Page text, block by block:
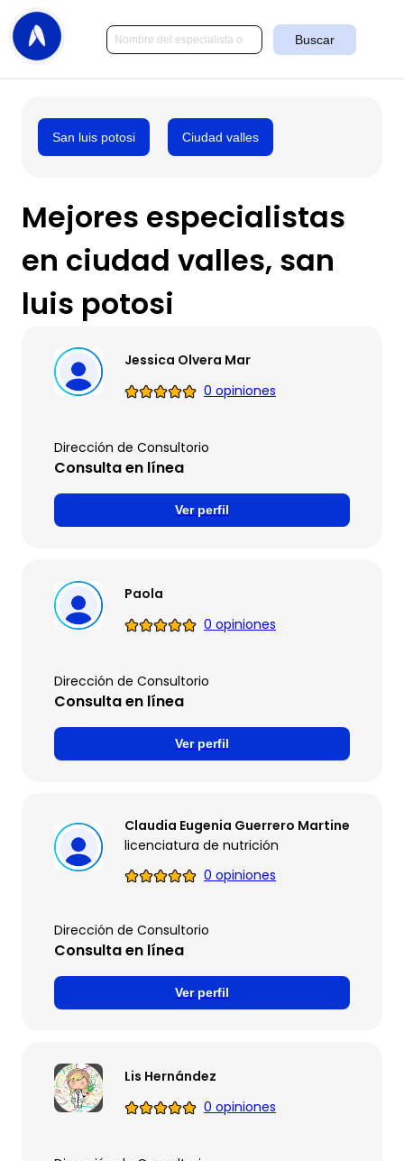
Buscar
San luis potosi Ciudad valles
Mejores especialistas
en ciudad valles, san
luis potosi
Jessica Olvera Mar
0 opiniones
Dirección de Consultorio
Consulta en línea
Ver perfil
Paola
0 opiniones
Dirección de Consultorio
Consulta en línea
Ver perfil
Claudia Eugenia Guerrero Martinez
licenciatura de nutrición
0 opiniones
Dirección de Consultorio
Consulta en línea
Ver perfil
Lis Hernández
0 opiniones